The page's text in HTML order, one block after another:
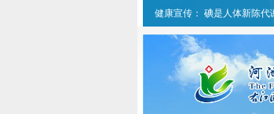
健康宣传： 碘是人体新陈代